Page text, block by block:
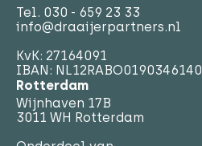
Tel. 030 - 659 23 33
info@draaijerpartners.nl
KvK: 27164091
IBAN: NL12RABO0190346140
Rotterdam
Wijnhaven 17B
3011 WH Rotterdam